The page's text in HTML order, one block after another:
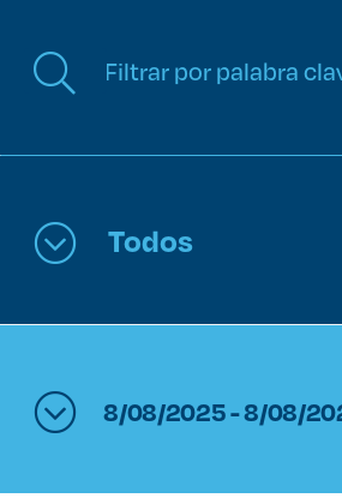
Enlaces de interés
Becas
Derecho
Todos
8/08/2025 - 8/08/